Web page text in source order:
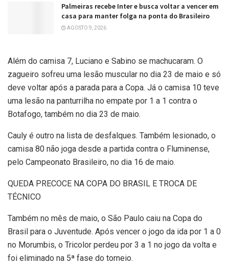
Palmeiras recebe Inter e busca voltar a vencer em
casa para manter folga na ponta do Brasileiro
AGOSTO 9, 2026
Além do camisa 7, Luciano e Sabino se machucaram. O
zagueiro sofreu uma lesão muscular no dia 23 de maio e só
deve voltar após a parada para a Copa. Já o camisa 10 teve
uma lesão na panturrilha no empate por 1 a 1 contra o
Botafogo, também no dia 23 de maio.
Cauly é outro na lista de desfalques. Também lesionado, o
camisa 80 não joga desde a partida contra o Fluminense,
pelo Campeonato Brasileiro, no dia 16 de maio.
QUEDA PRECOCE NA COPA DO BRASIL E TROCA DE
TÉCNICO
Também no mês de maio, o São Paulo caiu na Copa do
Brasil para o Juventude. Após vencer o jogo da ida por 1 a 0
no Morumbis, o Tricolor perdeu por 3 a 1 no jogo da volta e
foi eliminado na 5ª fase do torneio.